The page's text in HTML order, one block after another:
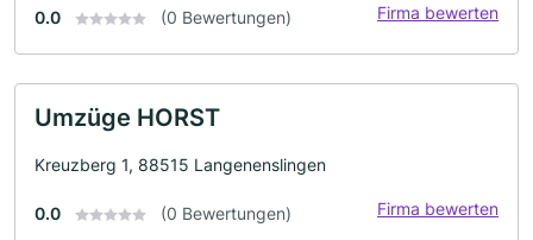
0.0 (0 Bewertungen) Firma bewerten
Umzüge HORST
Kreuzberg 1, 88515 Langenenslingen
0.0 (0 Bewertungen) Firma bewerten